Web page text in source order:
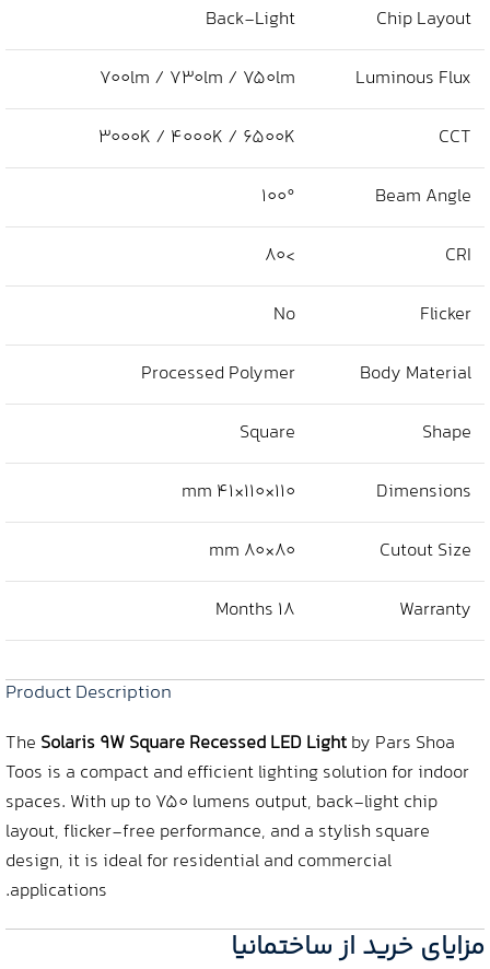
Chip Layout
Back-Light
Luminous Flux
700lm / 730lm / 750lm
CCT
3000K / 4000K / 6500K
Beam Angle
100°
CRI
>80
Flicker
No
Body Material
Processed Polymer
Shape
Square
Dimensions
110×110×41 mm
Cutout Size
80×80 mm
Warranty
18 Months
Product Description
The Solaris 9W Square Recessed LED Lightby Pars Shoa
Toos is a compact and efficient lighting solution for indoor
spaces. With up to 750 lumens output, back-light chip
layout, flicker-free performance, and a stylish square
design, it is ideal for residential and commercial
applications.
مزایای خرید از ساختمانیا